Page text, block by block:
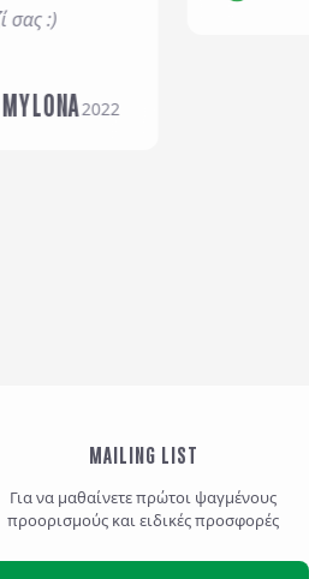
ή/και sms.
σας :)
2022
MAILING LIST
Για να μαθαίνετε πρώτοι ψαγμένους
προορισμούς και ειδικές προσφορές